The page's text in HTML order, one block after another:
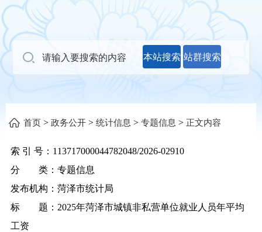
本站搜索 站群搜索
首页 > 政务公开 > 统计信息 > 专题信息 > 正文内容
索 引 号： 113717000044782048/2026-02910
分 类： 专题信息
发布机构： 菏泽市统计局
标 题： 2025年菏泽市城镇非私营单位就业人员年平均
工资